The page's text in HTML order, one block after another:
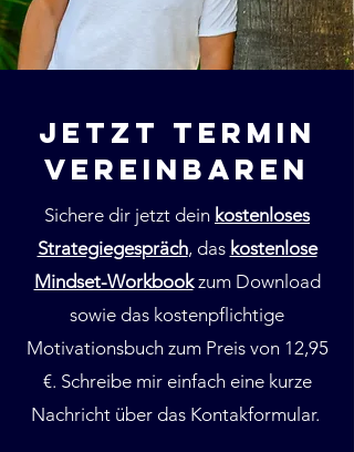
jetzt termin
vereinbaren
Sichere dir jetzt dein kostenloses
Strategiegespräch, das kostenlose
Mindset-Workbookzum Download
sowie das kostenpflichtige
Motivationsbuch zum Preis von 12,95
€. Schreibe mir einfach eine kurze
Nachricht über das Kontakformular.